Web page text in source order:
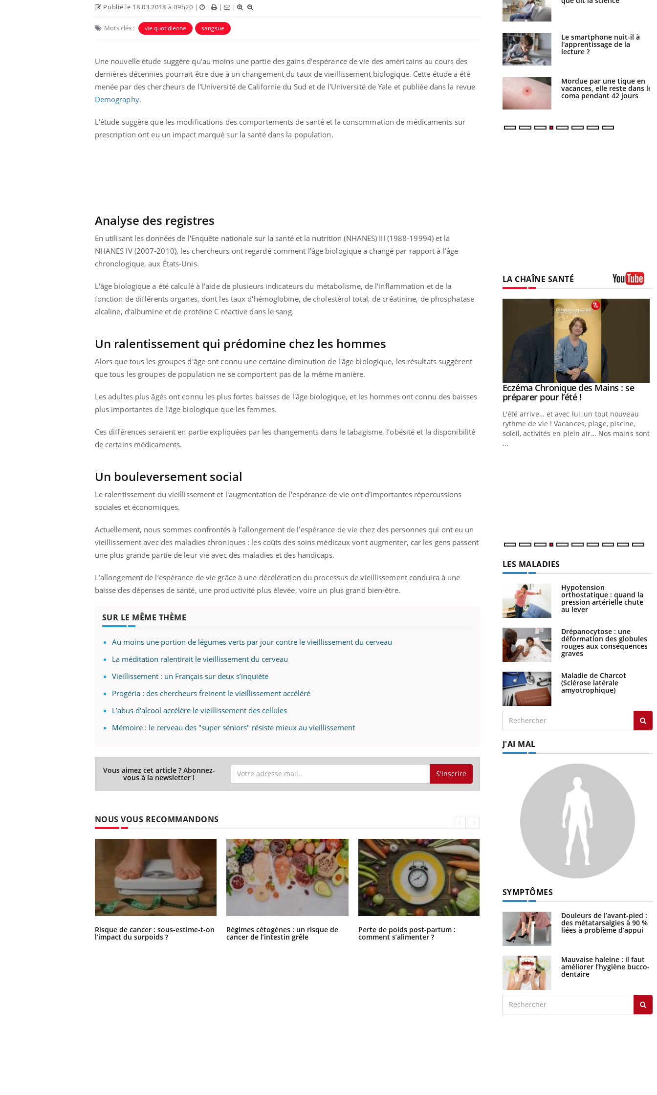
Publié le 18.03.2018 à 09h20 | | | |
Mots clés : vie quotidienne sangsue
Une nouvelle étude suggère qu'au moins une partie des gains d'espérance de vie des américains au cours des
dernières décennies pourrait être due à un changement du taux de vieillissement biologique. Cette étude a été
menée par des chercheurs de l'Université de Californie du Sud et de l'Université de Yale et publiée dans la revue
Demography.
L'étude suggère que les modifications des comportements de santé et la consommation de médicaments sur
prescription ont eu un impact marqué sur la santé dans la population.
Analyse des registres
En utilisant les données de l'Enquête nationale sur la santé et la nutrition (NHANES) III (1988-19994) et la
NHANES IV (2007-2010), les chercheurs ont regardé comment l'âge biologique a changé par rapport à l'âge
chronologique, aux États-Unis.
L'âge biologique a été calculé à l'aide de plusieurs indicateurs du métabolisme, de l'inflammation et de la
fonction de différents organes, dont les taux d'hémoglobine, de cholestérol total, de créatinine, de phosphatase
alcaline, d'albumine et de protéine C réactive dans le sang.
Un ralentissement qui prédomine chez les hommes
Alors que tous les groupes d'âge ont connu une certaine diminution de l'âge biologique, les résultats suggèrent
que tous les groupes de population ne se comportent pas de la même manière.
Les adultes plus âgés ont connu les plus fortes baisses de l'âge biologique, et les hommes ont connu des baisses
plus importantes de l'âge biologique que les femmes.
Ces différences seraient en partie expliquées par les changements dans le tabagisme, l'obésité et la disponibilité
de certains médicaments.
Un bouleversement social
Le ralentissement du vieillissement et l'augmentation de l'espérance de vie ont d'importantes répercussions
sociales et économiques.
Actuellement, nous sommes confrontés à l’allongement de l’espérance de vie chez des personnes qui ont eu un
vieillissement avec des maladies chroniques : les coûts des soins médicaux vont augmenter, car les gens passent
une plus grande partie de leur vie avec des maladies et des handicaps.
L’allongement de l’espérance de vie grâce à une décélération du processus de vieillissement conduira à une
baisse des dépenses de santé, une productivité plus élevée, voire un plus grand bien-être.
SUR LE MÊME THÈME
Au moins une portion de légumes verts par jour contre le vieillissement du cerveau
La méditation ralentirait le vieillissement du cerveau
Vieillissement : un Français sur deux s’inquiète
Progéria : des chercheurs freinent le vieillissement accéléré
L’abus d’alcool accélère le vieillissement des cellules
Mémoire : le cerveau des "super séniors" résiste mieux au vieillissement
Vous aimez cet article ? Abonnez-
vous à la newsletter ! S'inscrire
NOUS VOUS RECOMMANDONS
Risque de cancer : sous-estime-t-on
l’impact du surpoids ?
Régimes cétogènes : un risque de
cancer de l’intestin grêle
Perte de poids post-partum :
comment s’alimenter ?
Comment nous percevons le chaud
et le froid : une recherche éclaire le
sujet
VIH : la fin du comprimé
Pourquoi votre ventre
gâche-t-il les premiers
jours de vos vacances ?
Pourquoi manger moins de
protéines pourrait
Le smartphone nuit-il à
l'apprentissage de la
lecture ?
Mordue par une tique en
vacances, elle reste dans le
coma pendant 42 jours
grâce à un réflexe essentiel
Légionellose en Suisse :
quelle est l’origine de la
contamination ?
Allergies alimentaires : une
nouvelle arme contre les
réactions sévères
LA CHAÎNE SANTÉ
Youtube
Fatigue, irritabilité, brouillard mental ou
carence en fer sont multiples ce qui la rend
osait en parler??Youtube
En 2026, l'insuline dans le diabète de type 2
patients comme parfois chez les soignants.
Youtube
Eczéma Chronique des Mains : se
préparer pour l’été !Youtube
L'été arrive… et avec lui, un tout nouveau
rythme de vie ! Vacances, plage, piscine,
soleil, activités en plein air… Nos mains sont
...
LES MALADIES
Hypotension
orthostatique : quand la
pression artérielle chute
au lever
Drépanocytose : une
déformation des globules
rouges aux conséquences
graves
Maladie de Charcot
(Sclérose latérale
amyotrophique)
J'AI MAL
SYMPTÔMES
Douleurs de l’avant-pied :
des métatarsalgies à 90 %
liées à problème d’appui
Mauvaise haleine : il faut
améliorer l’hygiène bucco-
dentaire